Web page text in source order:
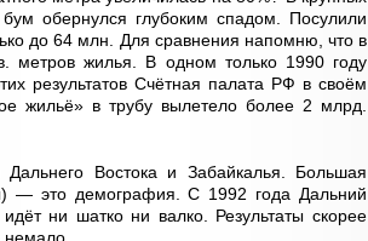
обернулся глубоким спадом. Посулили
до 64 млн. Для сравнения напомню, что в
жилья. В одном только 1990 году
результатов Счётная палата РФ в своём
жильё» в трубу вылетело более 2 млрд.
Востока и Забайкалья. Большая
— это демография. С 1992 года Дальний
ни шатко ни валко. Результаты скорее